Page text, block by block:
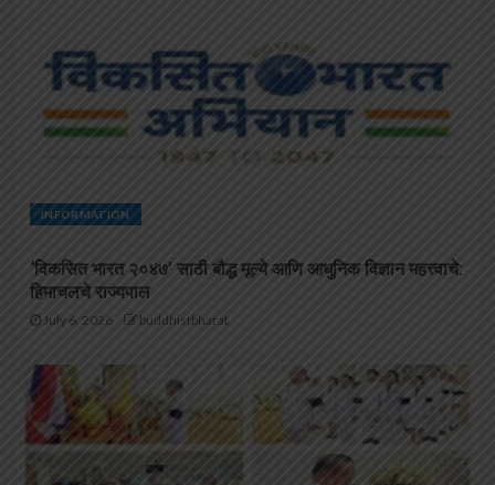
INFORMATION
‘विकसित भारत २०४७’ साठी बौद्ध मूल्ये आणि आधुनिक विज्ञान महत्त्वाचे:
हिमाचलचे राज्यपाल
July 6, 2026 buddhistbharat